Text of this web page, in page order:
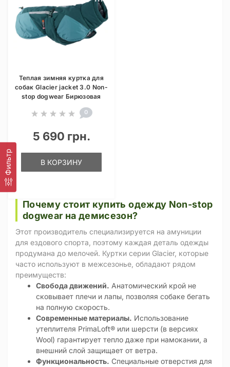
Фильтр
Теплая зимняя куртка для
собак Glacier jacket 3.0 Non-
stop dogwear Бирюзовая
0
5 690 грн.
В КОРЗИНУ
Почему стоит купить одежду Non-stop
dogwear на демисезон?
Этот производитель специализируется на амуниции
для ездового спорта, поэтому каждая деталь одежды
продумана до мелочей. Куртки серии Glacier, которые
часто используют в межсезонье, обладают рядом
преимуществ:
Свобода движений. Анатомический крой не
сковывает плечи и лапы, позволяя собаке бегать
на полную скорость.
Современные материалы. Использование
утеплителя PrimaLoft® или шерсти (в версиях
Wool) гарантирует тепло даже при намокании, а
внешний слой защищает от ветра.
Функциональность. Специальные отверстия для